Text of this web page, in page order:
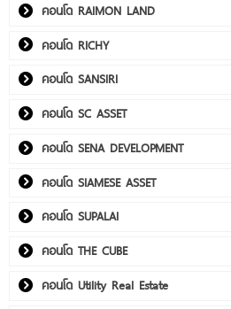
คอนโด RAIMON LAND
คอนโด RICHY
คอนโด SANSIRI
คอนโด SC ASSET
คอนโด SENA DEVELOPMENT
คอนโด SIAMESE ASSET
คอนโด SUPALAI
คอนโด THE CUBE
คอนโด Utility Real Estate